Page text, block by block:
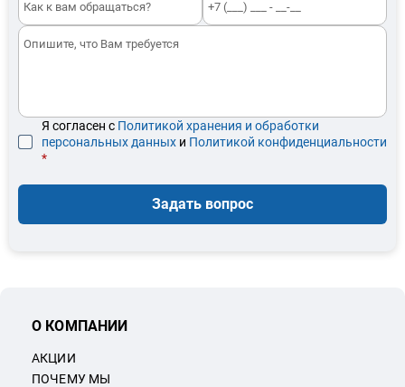
Я согласен с Политикой хранения и обработки
персональных данных и Политикой конфиденциальности
*
Задать вопрос
О КОМПАНИИ
АКЦИИ
ПОЧЕМУ МЫ